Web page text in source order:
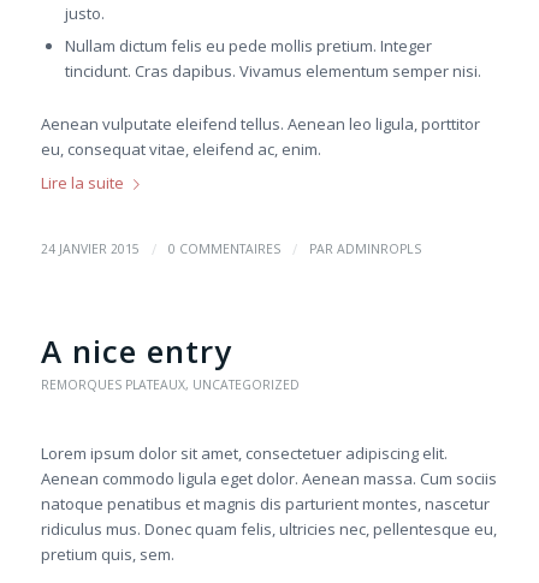
justo.
Nullam dictum felis eu pede mollis pretium. Integer
tincidunt. Cras dapibus. Vivamus elementum semper nisi.
Aenean vulputate eleifend tellus. Aenean leo ligula, porttitor
eu, consequat vitae, eleifend ac, enim.
Lire la suite
24 JANVIER 2015 / 0 COMMENTAIRES / PAR ADMINROPLS
A nice entry
REMORQUES PLATEAUX, UNCATEGORIZED
Lorem ipsum dolor sit amet, consectetuer adipiscing elit.
Aenean commodo ligula eget dolor. Aenean massa. Cum sociis
natoque penatibus et magnis dis parturient montes, nascetur
ridiculus mus. Donec quam felis, ultricies nec, pellentesque eu,
pretium quis, sem.